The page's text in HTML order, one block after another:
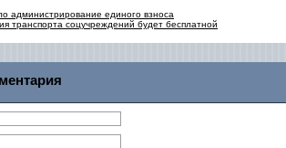
администрирование единого взноса
транспорта соцучреждений будет бесплатной